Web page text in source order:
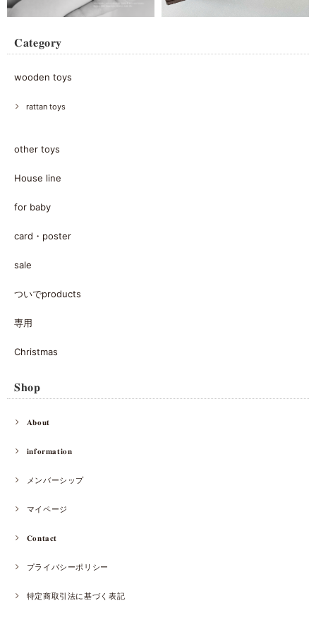
𝐂𝐚𝐭𝐞𝐠𝐨𝐫𝐲
wooden toys
rattan toys
other toys
House line
for baby
card・poster
sale
ついでproducts
専用
Christmas
𝐒𝐡𝐨𝐩
𝐀𝐛𝐨𝐮𝐭
𝐢𝐧𝐟𝐨𝐫𝐦𝐚𝐭𝐢𝐨𝐧
メンバーシップ
マイページ
𝐂𝐨𝐧𝐭𝐚𝐜𝐭
プライバシーポリシー
特定商取引法に基づく表記